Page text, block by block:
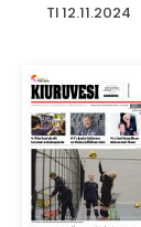
TI 12.11.2024